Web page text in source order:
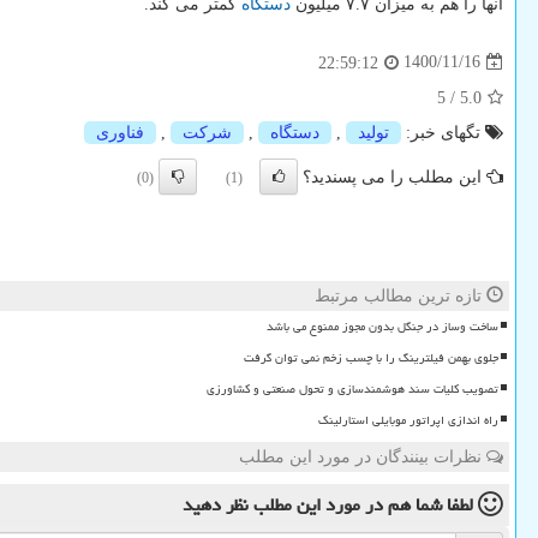
آنها را هم به میزان ۷.۷ میلیون دستگاه کمتر می کند.
1400/11/16
22:59:12
5.0
/
5
تگهای خبر:
تولید , دستگاه , شركت , فناوری
این مطلب را می پسندید؟ (1)
(0)
تازه ترین مطالب مرتبط
ساخت وساز در جنگل بدون مجوز ممنوع می باشد
جلوی بهمن فیلترینگ را با چسب زخم نمی توان گرفت
تصویب کلیات سند هوشمندسازی و تحول صنعتی و کشاورزی
راه اندازی اپراتور موبایلی استارلینک
نظرات بینندگان در مورد این مطلب
لطفا شما همدر مورد این مطلبنظر دهید